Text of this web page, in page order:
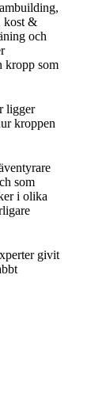
kost &
och
kropp som
ligger
kroppen
som
i olika
givit